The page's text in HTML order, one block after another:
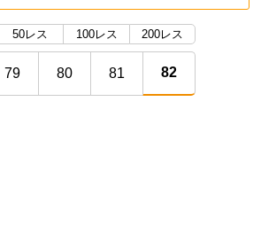
50レス 100レス 200レス
79 80 81 82